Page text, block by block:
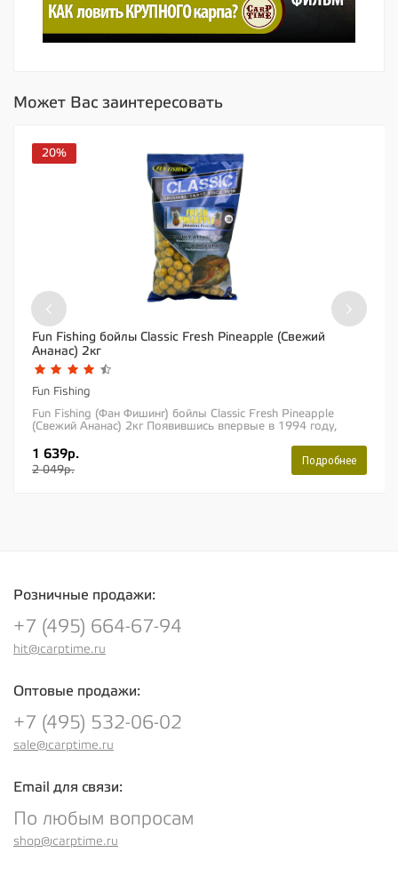
Может Вас заинтересовать
20%
Fun Fishing бойлы Classic Fresh Pineapple (Свежий
Ананас) 2кг
Fun Fishing
Fun Fishing (Фан Фишинг) бойлы Classic Fresh Pineapple
(Свежий Ананас) 2кг Появившись впервые в 1994 году,
1 639р.
2 049р.
Подробнее
‹ ›
Розничные продажи:
+7 (495) 664-67-94
hit@carptime.ru
Оптовые продажи:
+7 (495) 532-06-02
sale@carptime.ru
Email для связи:
По любым вопросам
shop@carptime.ru